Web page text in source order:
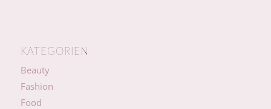
KATEGORIEN
Beauty
Fashion
Food